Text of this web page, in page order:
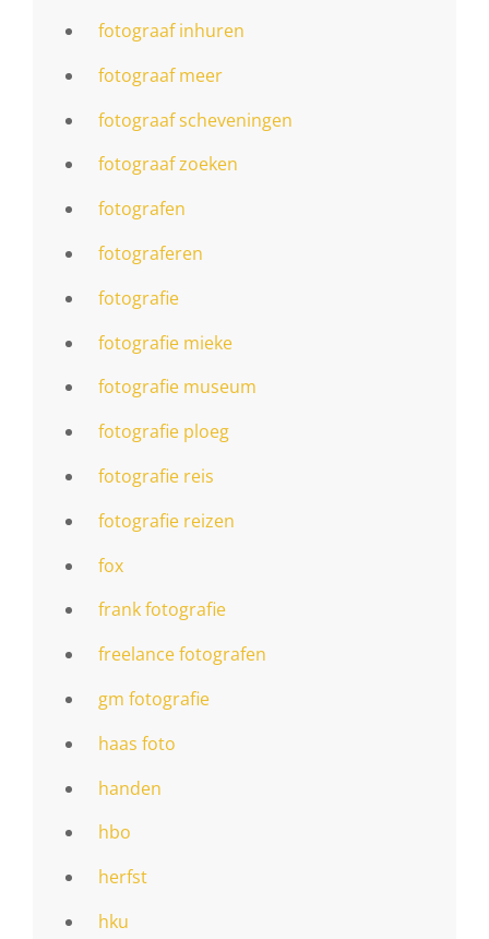
fotograaf inhuren
fotograaf meer
fotograaf scheveningen
fotograaf zoeken
fotografen
fotograferen
fotografie
fotografie mieke
fotografie museum
fotografie ploeg
fotografie reis
fotografie reizen
fox
frank fotografie
freelance fotografen
gm fotografie
haas foto
handen
hbo
herfst
hku